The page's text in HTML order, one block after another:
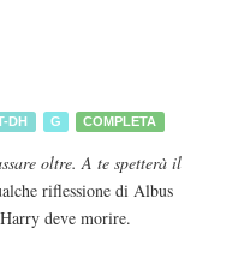
DH G COMPLETA
oltre. A te spetterà il
riflessione di Albus
deve morire.